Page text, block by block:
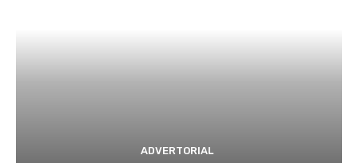
ADVERTORIAL